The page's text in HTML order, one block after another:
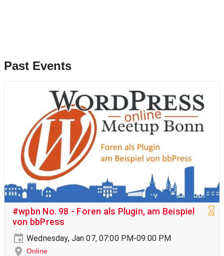
Past Events
#wpbn No. 98 - Foren als Plugin, am Beispiel
von bbPress
Wednesday, Jan 07, 07:00 PM-09:00 PM
Online